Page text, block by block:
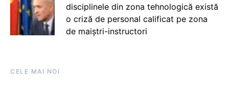
disciplinele din zona tehnologică există
o criză de personal calificat pe zona
de maiștri-instructori
CELE MAI NOI